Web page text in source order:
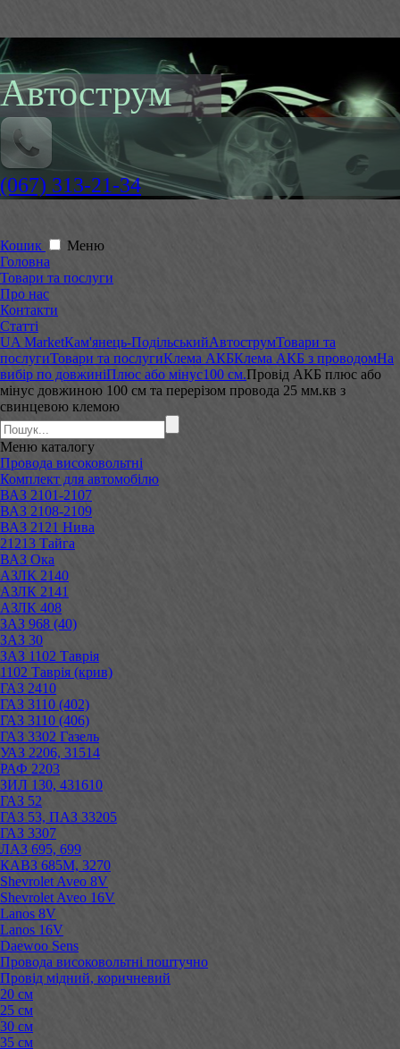
Автострум
(067) 313-21-34
Кошик
Меню
Головна
Товари та послуги
Про нас
Контакти
Статті
UA MarketКам'янець-ПодільськийАвтострумТовари та
послугиТовари та послугиКлема АКБКлема АКБ з проводомНа
вибір по довжиніПлюс або мінус100 см.Провід АКБ плюс або
мінус довжиною 100 см та перерізом провода 25 мм.кв з
свинцевою клемою
Меню каталогу
Провода високовольтні
Комплект для автомобілю
ВАЗ 2101-2107
ВАЗ 2108-2109
ВАЗ 2121 Нива
21213 Тайга
ВАЗ Ока
АЗЛК 2140
АЗЛК 2141
АЗЛК 408
ЗАЗ 968 (40)
ЗАЗ 30
ЗАЗ 1102 Таврія
1102 Таврія (крив)
ГАЗ 2410
ГАЗ 3110 (402)
ГАЗ 3110 (406)
ГАЗ 3302 Газель
УАЗ 2206, 31514
РАФ 2203
ЗИЛ 130, 431610
ГАЗ 52
ГАЗ 53, ПАЗ 33205
ГАЗ 3307
ЛАЗ 695, 699
КАВЗ 685М, 3270
Shevrolet Aveo 8V
Shevrolet Aveo 16V
Lanos 8V
Lanos 16V
Daewoo Sens
Провода високовольтні поштучно
Провід мідний, коричневий
20 см
25 см
30 см
35 см